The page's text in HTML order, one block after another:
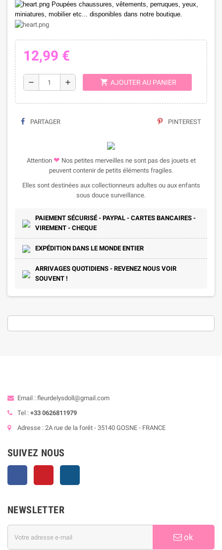
Poupées chaussures, vêtements, perruques, yeux,
miniatures, mobilier etc... disponibles dans notre boutique.
12,99 €
remove add shopping_cart AJOUTER AU PANIER
PARTAGER PINTEREST
Attention ❤ Nos petites merveilles ne sont pas des jouets et
peuvent contenir de petits éléments fragiles.
Elles sont destinées aux collectionneurs adultes ou aux enfants
sous douce surveillance.
PAIEMENT SÉCURISÉ - PAYPAL - CARTES BANCAIRES -
VIREMENT - CHEQUE
EXPÉDITION DANS LE MONDE ENTIER
ARRIVAGES QUOTIDIENS - REVENEZ NOUS VOIR
SOUVENT !
Email : fleurdelysdoll@gmail.com
Tel : +33 0626811979
Adresse : 2A rue de la forêt - 35140 GOSNE - FRANCE
SUIVEZ NOUS
NEWSLETTER
ok